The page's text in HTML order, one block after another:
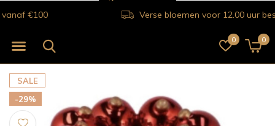
0 0
Verse bloemen voor 12.00 uur besteld vandaag nog bezorgd!
SALE
-29%